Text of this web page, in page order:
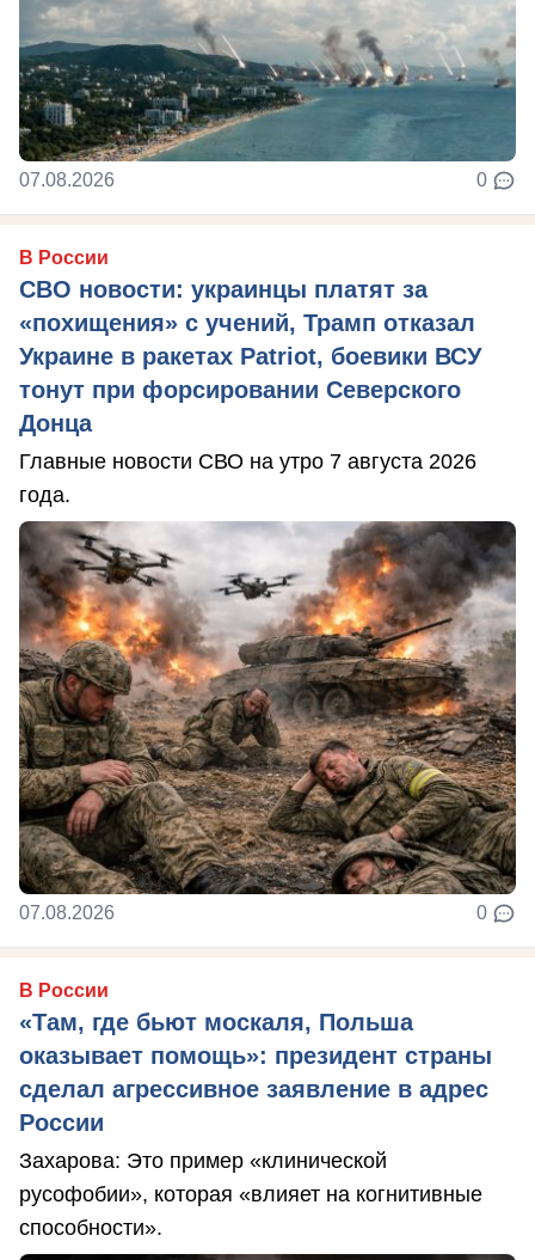
07.08.2026 0
В России
СВО новости: украинцы платят за
«похищения» с учений, Трамп отказал
Украине в ракетах Patriot, боевики ВСУ
тонут при форсировании Северского
Донца
Главные новости СВО на утро 7 августа 2026
года.
07.08.2026 0
В России
«Там, где бьют москаля, Польша
оказывает помощь»: президент страны
сделал агрессивное заявление в адрес
России
Захарова: Это пример «клинической
русофобии», которая «влияет на когнитивные
способности».